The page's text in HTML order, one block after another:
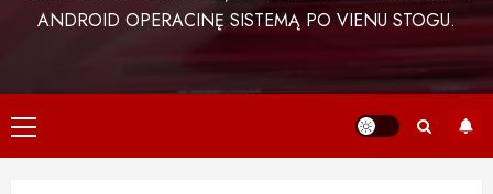
ANDROID OPERACINĘ SISTEMĄ PO VIENU STOGU.
Primary
Menu